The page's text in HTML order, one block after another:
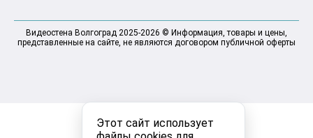
Этот сайт использует
Видеостена Волгоград 2025-2026 © Информация, товары и цены,
представленные на сайте, не являются договором публичной оферты